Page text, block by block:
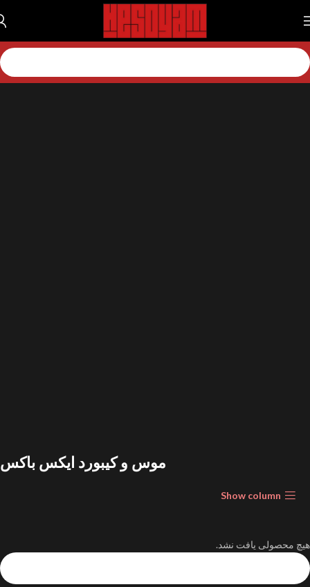
خانه لوازم جانبی لوازم جانبی اکس باکس موس و کیبورد ایکس باکس
موس و کیبورد ایکس باکس
Show column
هیچ محصولی یافت نشد.